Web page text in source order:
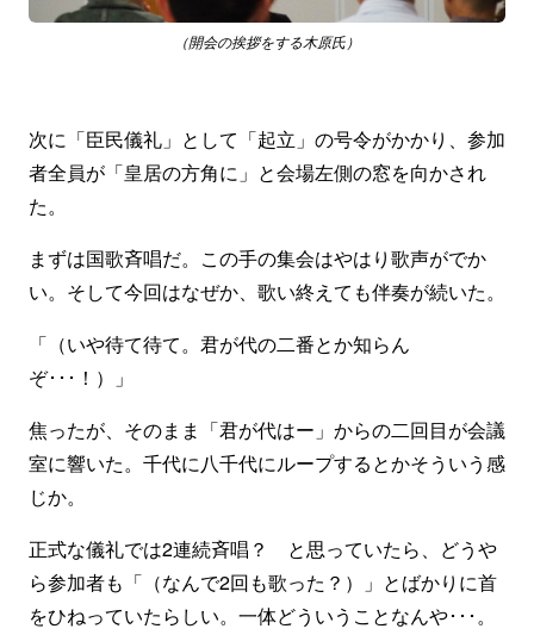
（開会の挨拶をする木原氏）
次に「臣民儀礼」として「起立」の号令がかかり、参加
者全員が「皇居の方角に」と会場左側の窓を向かされ
た。
まずは国歌斉唱だ。この手の集会はやはり歌声がでか
い。そして今回はなぜか、歌い終えても伴奏が続いた。
「（いや待て待て。君が代の二番とか知らん
ぞ･･･！）」
焦ったが、そのまま「君が代はー」からの二回目が会議
室に響いた。千代に八千代にループするとかそういう感
じか。
正式な儀礼では2連続斉唱？ と思っていたら、どうや
ら参加者も「（なんで2回も歌った？）」とばかりに首
をひねっていたらしい。一体どういうことなんや･･･。